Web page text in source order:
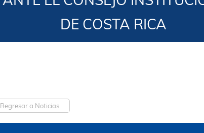
DE COSTA RICA
Regresar a Noticias